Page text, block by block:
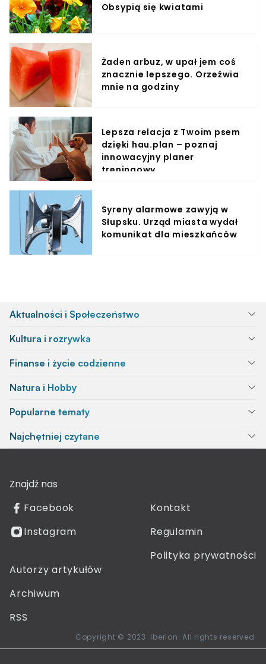
Obsypią się kwiatami
Żaden arbuz, w upał jem coś
znacznie lepszego. Orzeźwia
mnie na godziny
Lepsza relacja z Twoim psem
dzięki hau.plan – poznaj
innowacyjny planer
treningowy
Syreny alarmowe zawyją w
Słupsku. Urząd miasta wydał
komunikat dla mieszkańców
Aktualności i Społeczeństwo
Kultura i rozrywka
Finanse i życie codzienne
Natura i Hobby
Popularne tematy
Najchętniej czytane
Znajdź nas
Facebook
Instagram
Kontakt
Regulamin
Polityka prywatności
Autorzy artykułów
Archiwum
RSS
Copyright © 2023. Iberion. All rights reserved.